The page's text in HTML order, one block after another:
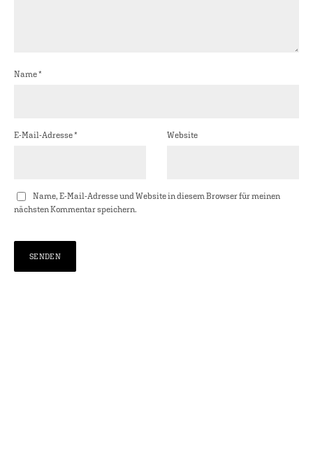
Name*
E-Mail-Adresse* Website
Name, E-Mail-Adresse und Website in diesem Browser für meinen
nächsten Kommentar speichern.